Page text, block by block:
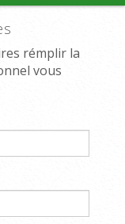
rémplir la
vous